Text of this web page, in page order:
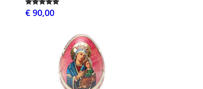
€ 90,00